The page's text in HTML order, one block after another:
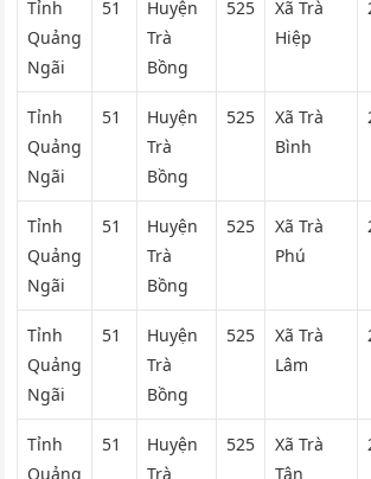
Tỉnh
Quảng
Ngãi
51
Huyện
Trà
Bồng
525
Xã Trà
Hiệp
Tỉnh
Quảng
Ngãi
51
Huyện
Trà
Bồng
525
Xã Trà
Bình
Tỉnh
Quảng
Ngãi
51
Huyện
Trà
Bồng
525
Xã Trà
Phú
Tỉnh
Quảng
Ngãi
51
Huyện
Trà
Bồng
525
Xã Trà
Lâm
Tỉnh
Quảng
51
Huyện
Trà
525
Xã Trà
Tân